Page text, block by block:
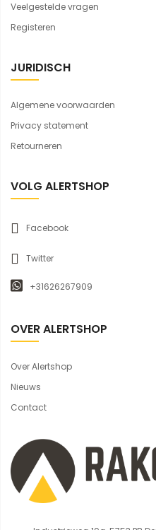
Veelgestelde vragen
Registeren
JURIDISCH
Algemene voorwaarden
Privacy statement
Retourneren
VOLG ALERTSHOP
Facebook
Twitter
+31626267909
OVER ALERTSHOP
Over Alertshop
Nieuws
Contact